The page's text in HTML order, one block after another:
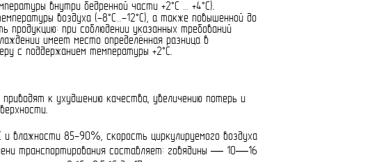
внутри бедренной части +2°С … +4°С).
воздуха (-8°С…-12°С), а также повышенной до
при соблюдении указанных требований
имеет место определённая разница в
с поддержанием температуры +2°С.
к ухудшению качества, увеличению потерь и
влажности 85-90%, скорость циркулируемого воздуха
транспортирования составляет: говядины — 10—16